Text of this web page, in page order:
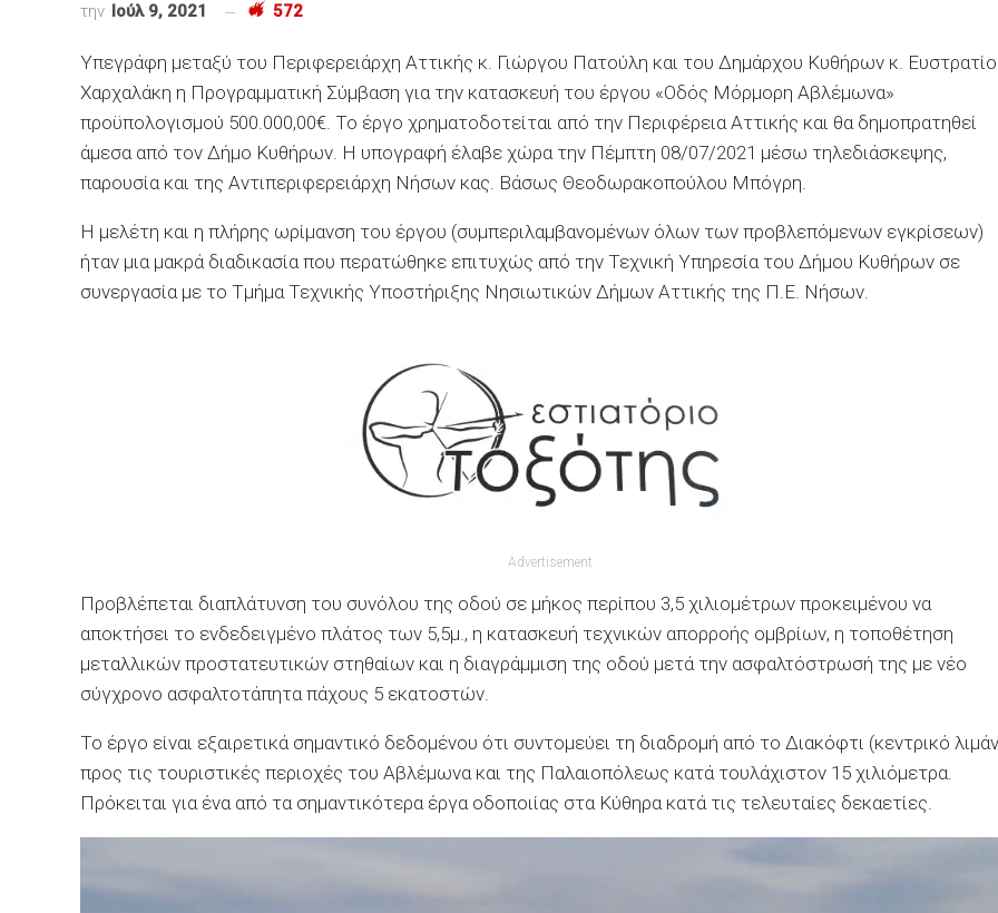
την Ιούλ 9, 2021 572
Υπεγράφη μεταξύ του Περιφερειάρχη Αττικής κ. Γιώργου Πατούλη και του Δημάρχου Κυθήρων κ.
Χαρχαλάκη η Προγραμματική Σύμβαση για την κατασκευή του έργου «Οδός Μόρμορη Αβλέμωνα»
προϋπολογισμού 500.000,00€. Το έργο χρηματοδοτείται από την Περιφέρεια Αττικής και θα δημοπρατηθεί
άμεσα από τον Δήμο Κυθήρων. Η υπογραφή έλαβε χώρα την Πέμπτη 08/07/2021 μέσω τηλεδιάσκεψης,
παρουσία και της Αντιπεριφερειάρχη Νήσων κας. Βάσως Θεοδωρακοπούλου Μπόγρη.
Η μελέτη και η πλήρης ωρίμανση του έργου (συμπεριλαμβανομένων όλων των προβλεπόμενων εγκρίσεων)
ήταν μια μακρά διαδικασία που περατώθηκε επιτυχώς από την Τεχνική Υπηρεσία του Δήμου Κυθήρων σε
συνεργασία με το Τμήμα Τεχνικής Υποστήριξης Νησιωτικών Δήμων Αττικής της Π.Ε. Νήσων.
Advertisement
Προβλέπεται διαπλάτυνση του συνόλου της οδού σε μήκος περίπου 3,5 χιλιομέτρων προκειμένου να
αποκτήσει το ενδεδειγμένο πλάτος των 5,5μ., η κατασκευή τεχνικών απορροής ομβρίων, η τοποθέτηση
μεταλλικών προστατευτικών στηθαίων και η διαγράμμιση της οδού μετά την ασφαλτόστρωσή της με νέο
σύγχρονο ασφαλτοτάπητα πάχους 5 εκατοστών.
Το έργο είναι εξαιρετικά σημαντικό δεδομένου ότι συντομεύει τη διαδρομή από το Διακόφτι (κεντρικό
προς τις τουριστικές περιοχές του Αβλέμωνα και της Παλαιοπόλεως κατά τουλάχιστον 15 χιλιόμετρα.
Πρόκειται για ένα από τα σημαντικότερα έργα οδοποιίας στα Κύθηρα κατά τις τελευταίες δεκαετίες.